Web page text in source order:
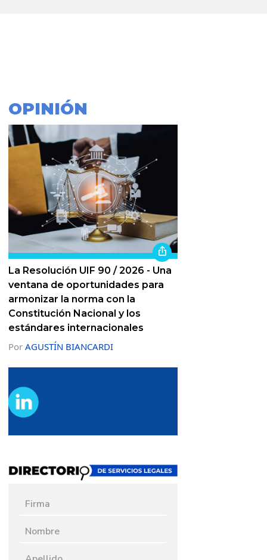
OPINIÓN
La Resolución UIF 90 / 2026 - Una
ventana de oportunidades para
armonizar la norma con la
Constitución Nacional y los
estándares internacionales
Por AGUSTÍN BIANCARDI